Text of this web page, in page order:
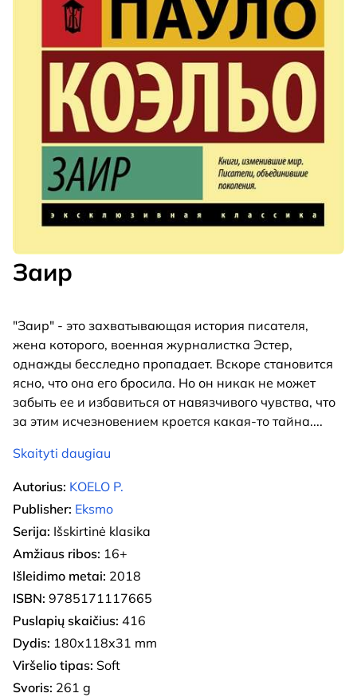
Заир
"Заир" - это захватывающая история писателя,
жена которого, военная журналистка Эстер,
однажды бесследно пропадает. Вскоре становится
ясно, что она его бросила. Но он никак не может
забыть ее и избавиться от навязчивого чувства, что
за этим исчезновением кроется какая-то тайна....
Skaityti daugiau
Autorius: KOELO P.
Publisher: Eksmo
Serija: Išskirtinė klasika
Amžiaus ribos: 16+
Išleidimo metai: 2018
ISBN: 9785171117665
Puslapių skaičius: 416
Dydis: 180x118x31 mm
Viršelio tipas: Soft
Svoris: 261 g